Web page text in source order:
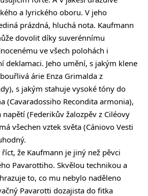
a lyrického oboru. V jeho
prázdná, hluchá nota. Kaufmann
dovolit díky suverénnímu
ve všech polohách i
deklamaci. Jeho umění, s jakým klene
árie Enza Grimalda z
s jakým stahuje vysoké tóny do
(Cavaradossiho Recondita armonia),
(Federikův žalozpěv z Ciléovy
všechen vztek světa (Cániovo Vesti
že Kaufmann je jiný než pěvci
Pavarottiho. Skvělou technikou a
to, co mu nebylo naděleno
Pavarotti dozajista do fitka